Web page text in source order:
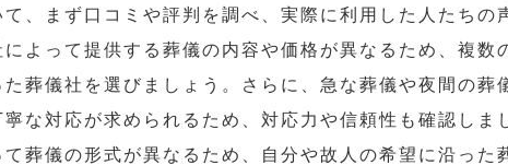
、まず口コミや評判を調べ、実際に利用した人たちの
よって提供する葬儀の内容や価格が異なるため、複数
葬儀社を選びましょう。さらに、急な葬儀や夜間の葬
な対応が求められるため、対応力や信頼性も確認しま
葬儀の形式が異なるため、自分や故人の希望に沿った